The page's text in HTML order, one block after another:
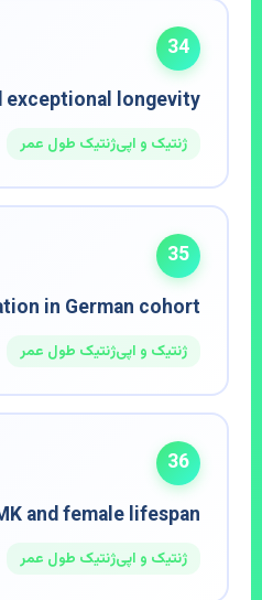
34
exceptional longevity
ژنتیک و اپی‌ژنتیک طول عمر
35
in German cohort
ژنتیک و اپی‌ژنتیک طول عمر
36
and female lifespan
ژنتیک و اپی‌ژنتیک طول عمر